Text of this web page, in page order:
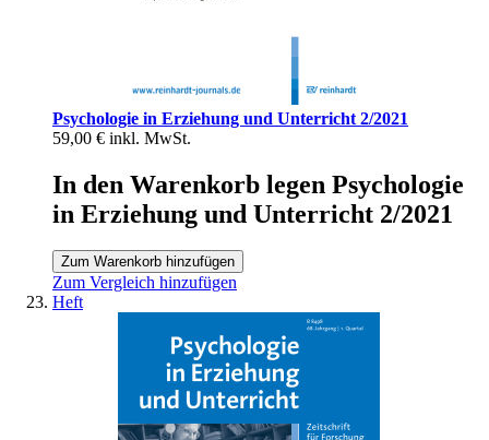
Psychologie in Erziehung und Unterricht 2/2021
59,00 € inkl. MwSt.
In den Warenkorb legen Psychologie
in Erziehung und Unterricht 2/2021
Zum Warenkorb hinzufügen
Zum Vergleich hinzufügen
Heft